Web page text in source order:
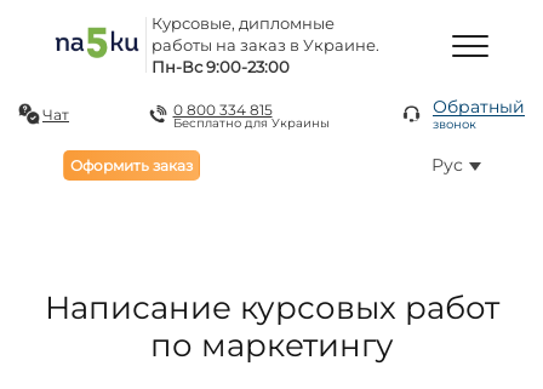
Курсовые, дипломные
работы на заказ в Украине.
Пн-Вс 9:00-23:00
Чат 0 800 334 815
Бесплатно для Украины
Обратный
звонок
Оформить заказ Рус
Написание курсовых работ
по маркетингу